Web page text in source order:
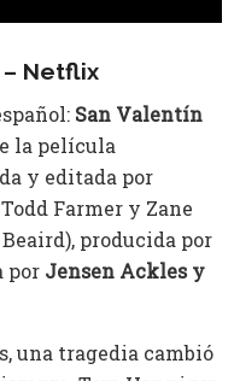
Netflix
San Valentín
la película
y editada por
Farmer y Zane
producida por
por Jensen Ackles y
una tragedia cambió